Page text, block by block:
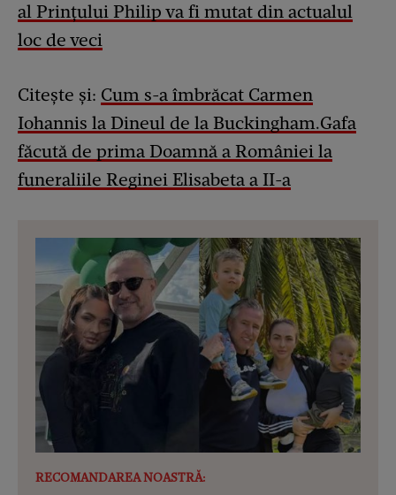
al Prințului Philip va fi mutat din actualul
loc de veci
Citește și: Cum s-a îmbrăcat Carmen
Iohannis la Dineul de la Buckingham.Gafa
făcută de prima Doamnă a României la
funeraliile Reginei Elisabeta a II-a
RECOMANDAREA NOASTRĂ: